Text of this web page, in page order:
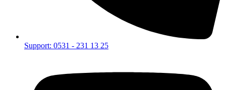
Support: 0531 - 231 13 25